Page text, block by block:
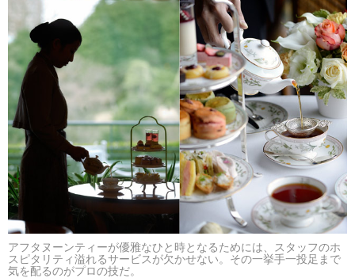
アフタヌーンティーが優雅なひと時となるためには、スタッフのホ
スピタリティ溢れるサービスが欠かせない。その一挙手一投足まで
気を配るのがプロの技だ。